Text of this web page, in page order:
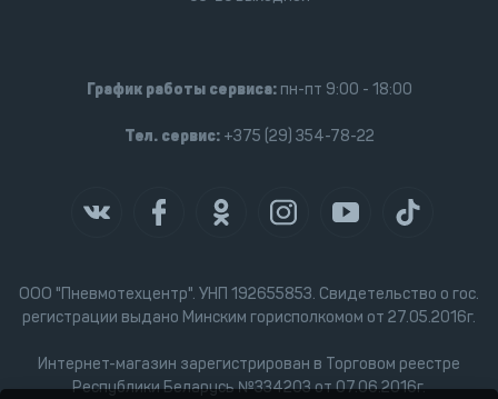
ООО "Пневмотехцентр". УНП 192655853. Свидетельство о гос.
регистрации выдано Минским горисполкомом от 27.05.2016г.
Интернет-магазин зарегистрирован в Торговом реестре
Республики Беларусь №334203 от 07.06.2016г.
График работы сервиса:пн-пт 9:00 - 18:00
Тел. сервис:+375 (29) 354-78-22